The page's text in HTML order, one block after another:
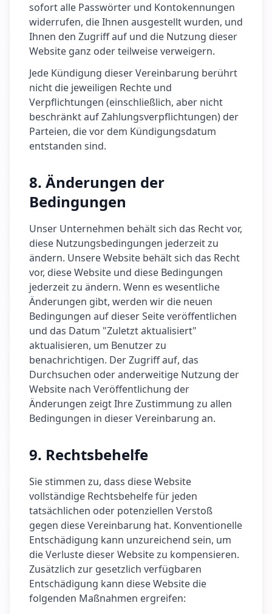
sofort alle Passwörter und Kontokennungen
widerrufen, die Ihnen ausgestellt wurden, und
Ihnen den Zugriff auf und die Nutzung dieser
Website ganz oder teilweise verweigern.
Jede Kündigung dieser Vereinbarung berührt
nicht die jeweiligen Rechte und
Verpflichtungen (einschließlich, aber nicht
beschränkt auf Zahlungsverpflichtungen) der
Parteien, die vor dem Kündigungsdatum
entstanden sind.
8. Änderungen der
Bedingungen
Unser Unternehmen behält sich das Recht vor,
diese Nutzungsbedingungen jederzeit zu
ändern. Unsere Website behält sich das Recht
vor, diese Website und diese Bedingungen
jederzeit zu ändern. Wenn es wesentliche
Änderungen gibt, werden wir die neuen
Bedingungen auf dieser Seite veröffentlichen
und das Datum "Zuletzt aktualisiert"
aktualisieren, um Benutzer zu
benachrichtigen. Der Zugriff auf, das
Durchsuchen oder anderweitige Nutzung der
Website nach Veröffentlichung der
Änderungen zeigt Ihre Zustimmung zu allen
Bedingungen in dieser Vereinbarung an.
9. Rechtsbehelfe
Sie stimmen zu, dass diese Website
vollständige Rechtsbehelfe für jeden
tatsächlichen oder potenziellen Verstoß
gegen diese Vereinbarung hat. Konventionelle
Entschädigung kann unzureichend sein, um
die Verluste dieser Website zu kompensieren.
Zusätzlich zur gesetzlich verfügbaren
Entschädigung kann diese Website die
folgenden Maßnahmen ergreifen: